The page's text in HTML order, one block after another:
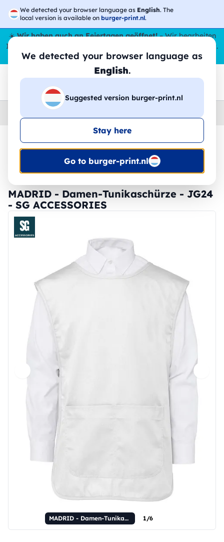
We detected your browser language as English. The
local version is available on burger-print.nl.
We detected your browser language as
English.
Suggested version burger-print.nl
Stay here
Go to burger-print.nl
☀️Wir haben auch an Feiertagen geöffnet!– Wir bearbeiten
Ihre Bestellungen den ganzen Sommer über,
sogar im August.
😎🌴
Home
🔥 -30 % DTF-Druck
MADRID - Damen-Tunikaschürze - JG24
- SG ACCESSORIES
MADRID - Damen-Tunikaschürze 1/6